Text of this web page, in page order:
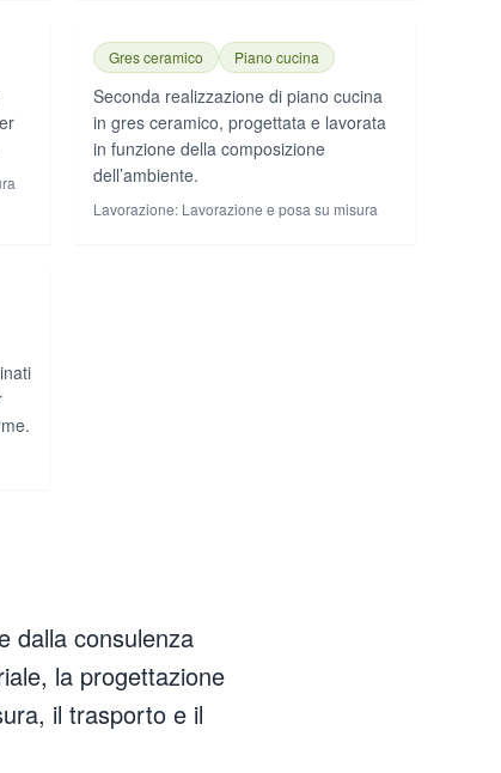
Gres ceramico Piano cucina
Seconda realizzazione di piano cucina
in gres ceramico, progettata e lavorata
in funzione della composizione
dell’ambiente.
Lavorazione: Lavorazione e posa su misura
dalla consulenza
la progettazione
il trasporto e il